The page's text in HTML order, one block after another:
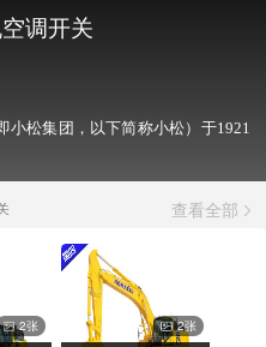
调开关
小松集团，以下简称小松）于1921
查看全部
2张 2张